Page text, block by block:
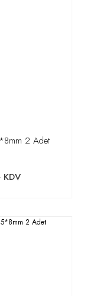
2 Adet